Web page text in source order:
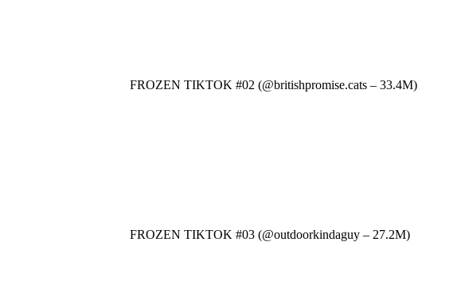
FROZEN TIKTOK #02 (@britishpromise.cats – 33.4M)
FROZEN TIKTOK #03 (@outdoorkindaguy – 27.2M)